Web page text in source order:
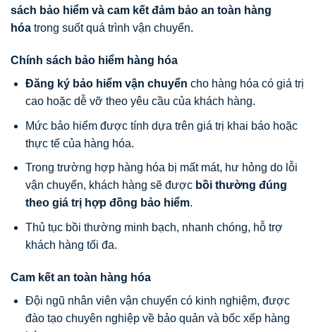
sách bảo hiểm và cam kết đảm bảo an toàn hàng
hóa trong suốt quá trình vận chuyển.
Chính sách bảo hiểm hàng hóa
Đăng ký bảo hiểm vận chuyển cho hàng hóa có giá trị
cao hoặc dễ vỡ theo yêu cầu của khách hàng.
Mức bảo hiểm được tính dựa trên giá trị khai báo hoặc
thực tế của hàng hóa.
Trong trường hợp hàng hóa bị mất mát, hư hỏng do lỗi
vận chuyển, khách hàng sẽ được bồi thường đúng
theo giá trị hợp đồng bảo hiểm.
Thủ tục bồi thường minh bạch, nhanh chóng, hỗ trợ
khách hàng tối đa.
Cam kết an toàn hàng hóa
Đội ngũ nhân viên vận chuyển có kinh nghiệm, được
đào tạo chuyên nghiệp về bảo quản và bốc xếp hàng